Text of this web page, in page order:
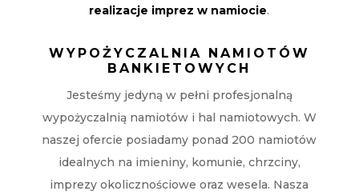
realizacje imprez w namiocie.
WYPOŻYCZALNIA NAMIOTÓW
BANKIETOWYCH
Jesteśmy jedyną w pełni profesjonalną
wypożyczalnią namiotów i hal namiotowych. W
naszej ofercie posiadamy ponad 200 namiotów
idealnych na imieniny, komunie, chrzciny,
imprezy okolicznościowe oraz wesela. Nasza